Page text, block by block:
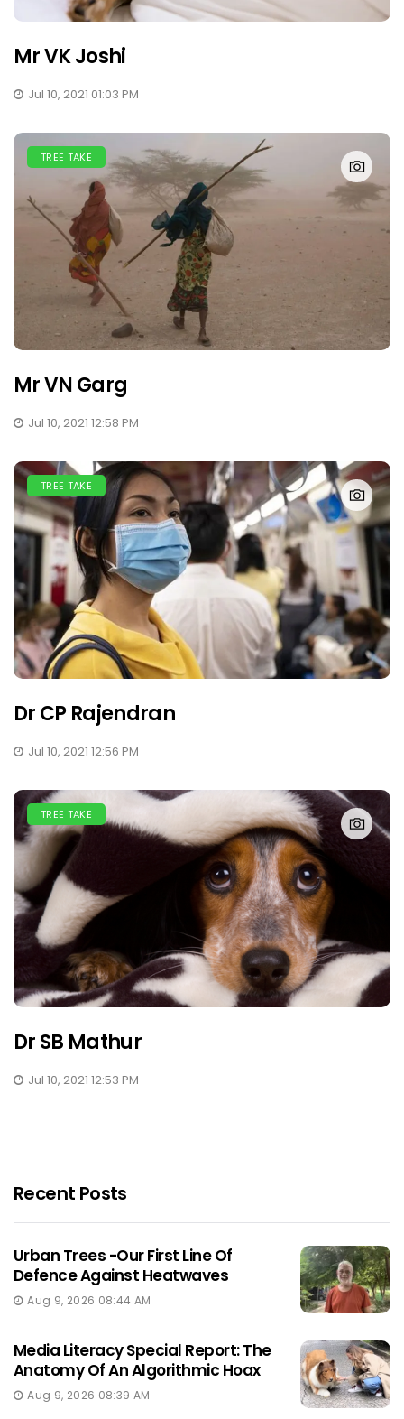
Mr VK Joshi
Jul 10, 2021 01:03 PM
TREE TAKE
Mr VN Garg
Jul 10, 2021 12:58 PM
TREE TAKE
Dr CP Rajendran
Jul 10, 2021 12:56 PM
TREE TAKE
Dr SB Mathur
Jul 10, 2021 12:53 PM
Recent Posts
Urban Trees -Our First Line Of
Defence Against Heatwaves
Aug 9, 2026 08:44 AM
Media Literacy Special Report: The
Anatomy Of An Algorithmic Hoax
Aug 9, 2026 08:39 AM